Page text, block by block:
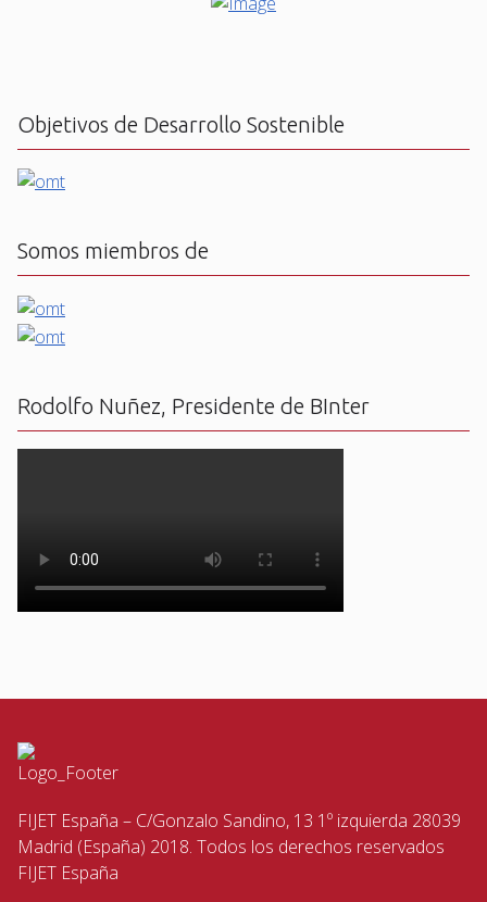
Objetivos de Desarrollo Sostenible
Somos miembros de
Rodolfo Nuñez, Presidente de BInter
FIJET España – C/Gonzalo Sandino, 13 1º izquierda 28039
Madrid (España) 2018. Todos los derechos reservados
FIJET España